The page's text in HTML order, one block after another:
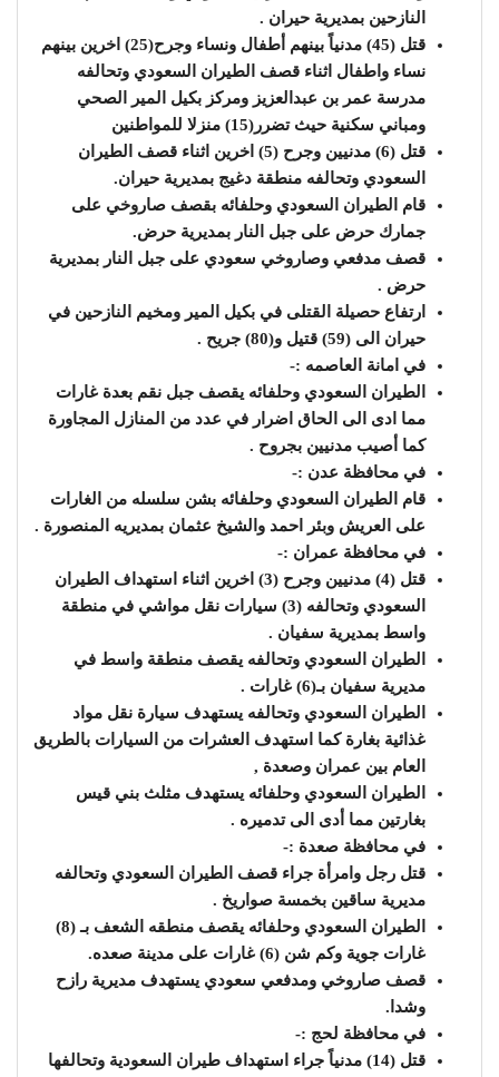
النازحين بمديرية حيران .
قتل (45) مدنياً بينهم أطفال ونساء وجرح(25) اخرين بينهم
نساء واطفال اثناء قصف الطيران السعودي وتحالفه
مدرسة عمر بن عبدالعزيز ومركز بكيل المير الصحي
ومباني سكنية حيث تضرر(15) منزلا للمواطنين
قتل (6) مدنيين وجرح (5) اخرين اثناء قصف الطيران
السعودي وتحالفه منطقة دغيج بمديرية حيران.
قام الطيران السعودي وحلفائه بقصف صاروخي على
جمارك حرض على جبل النار بمديرية حرض.
قصف مدفعي وصاروخي سعودي على جبل النار بمديرية
حرض .
ارتفاع حصيلة القتلى في بكيل المير ومخيم النازحين في
حيران الى (59) قتيل و(80) جريح .
في امانة العاصمه :-
الطيران السعودي وحلفائه يقصف جبل نقم بعدة غارات
مما ادى الى الحاق اضرار في عدد من المنازل المجاورة
كما أصيب مدنيين بجروح .
في محافظة عدن :-
قام الطيران السعودي وحلفائه بشن سلسله من الغارات
على العريش وبئر احمد والشيخ عثمان بمديريه المنصورة .
في محافظة عمران :-
قتل (4) مدنيين وجرح (3) اخرين اثناء استهداف الطيران
السعودي وتحالفه (3) سيارات نقل مواشي في منطقة
واسط بمديرية سفيان .
الطيران السعودي وتحالفه يقصف منطقة واسط في
مديرية سفيان بـ(6) غارات .
الطيران السعودي وتحالفه يستهدف سيارة نقل مواد
غذائية بغارة كما استهدف العشرات من السيارات بالطريق
العام بين عمران وصعدة ,
الطيران السعودي وحلفائه يستهدف مثلث بني قيس
بغارتين مما أدى الى تدميره .
في محافظة صعدة :-
قتل رجل وامرأة جراء قصف الطيران السعودي وتحالفه
مديرية ساقين بخمسة صواريخ .
الطيران السعودي وحلفائه يقصف منطقه الشعف بـ (8)
غارات جوية وكم شن (6) غارات على مدينة صعده.
قصف صاروخي ومدفعي سعودي يستهدف مديرية رازح
وشدا.
في محافظة لحج :-
قتل (14) مدنياً جراء استهداف طيران السعودية وتحالفها